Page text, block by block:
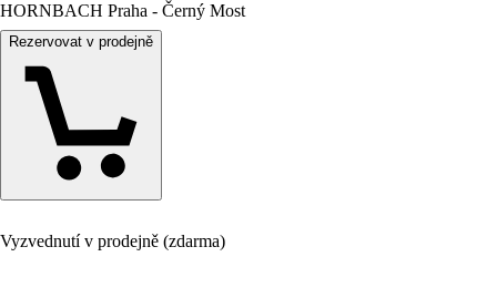
HORNBACH Praha - Černý Most
Rezervovat v prodejně
Vyzvednutí v prodejně (zdarma)